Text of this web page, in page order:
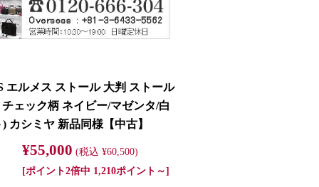
エルメス ストール 大判 ストール
ェック柄 ネイビー/マゼンタ/白
カシミヤ 新品同様【中古】
¥55,000 (税込 ¥60,500)
[ポイント2倍中 1,210ポイント～]